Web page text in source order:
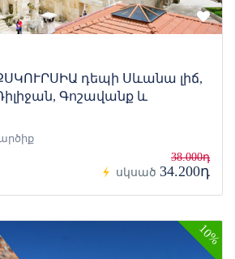
դեպի Սևանա լիճ,
Գոշավանք և
սկսած
38.000դ
34.200դ
10%